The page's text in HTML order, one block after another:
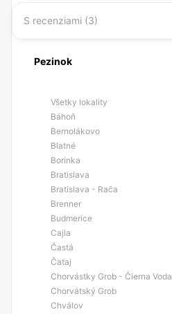
S recenziami (3)
Pezinok
Všetky lokality
Báhoň
Bernolákovo
Blatné
Borinka
Bratislava
Bratislava - Rača
Brenner
Budmerice
Cajla
Častá
Čataj
Chorvástky Grob - Čierna Voda
Chorvátský Grob
Chválov